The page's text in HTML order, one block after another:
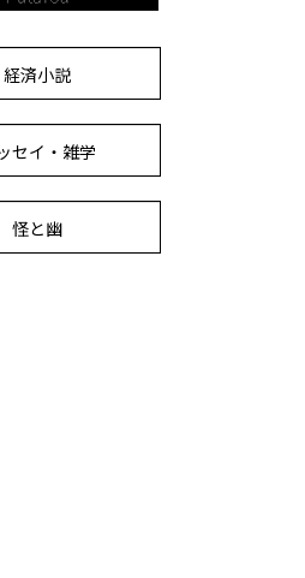
経済小説
セイ・雑学
怪と幽